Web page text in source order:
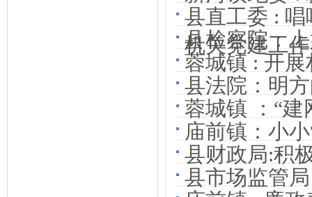
县直工委 :
机关党建工
县检察院：
蓉城镇 : 开
县法院：明
蓉城镇 ：“建
庙前镇：小
县财政局:积
县市场监管